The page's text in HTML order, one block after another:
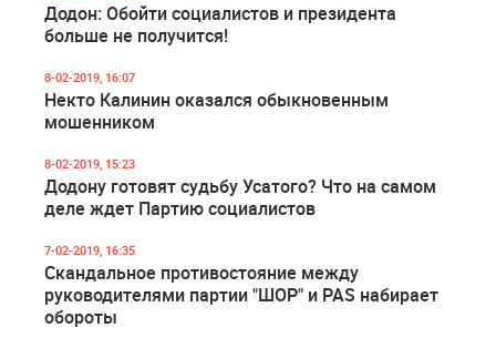
Додон: Обойти социалистов и президента
больше не получится!
8-02-2019, 16:07
Некто Калинин оказался обыкновенным
мошенником
8-02-2019, 15:23
Додону готовят судьбу Усатого? Что на самом
деле ждет Партию социалистов
7-02-2019, 16:35
Скандальное противостояние между
руководителями партии "ШОР" и PAS набирает
обороты